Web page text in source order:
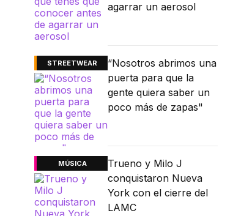
agarrar un aerosol
STREETWEAR
“Nosotros abrimos una
puerta para que la
gente quiera saber un
poco más de zapas"
MÚSICA
Trueno y Milo J
conquistaron Nueva
York con el cierre del
LAMC